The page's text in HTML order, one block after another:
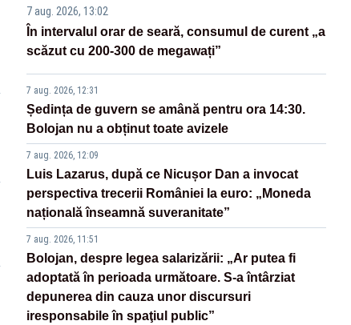
7 aug. 2026, 13:02
În intervalul orar de seară, consumul de curent „a
scăzut cu 200-300 de megawați”
7 aug. 2026, 12:31
Ședința de guvern se amână pentru ora 14:30.
Bolojan nu a obținut toate avizele
7 aug. 2026, 12:09
Luis Lazarus, după ce Nicușor Dan a invocat
perspectiva trecerii României la euro: „Moneda
națională înseamnă suveranitate”
7 aug. 2026, 11:51
Bolojan, despre legea salarizării: „Ar putea fi
adoptată în perioada următoare. S-a întârziat
depunerea din cauza unor discursuri
iresponsabile în spaţiul public”